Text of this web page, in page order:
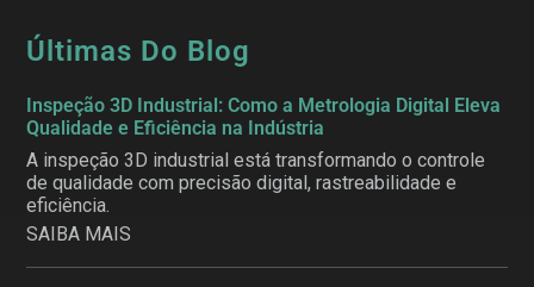
Últimas Do Blog
Inspeção 3D Industrial: Como a Metrologia Digital Eleva
Qualidade e Eficiência na Indústria
A inspeção 3D industrial está transformando o controle
de qualidade com precisão digital, rastreabilidade e
eficiência.
SAIBA MAIS